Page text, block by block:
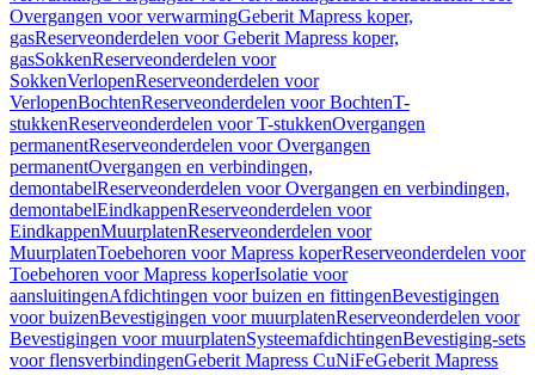
Overgangen voor verwarmingGeberit Mapress koper,
gasReserveonderdelen voor Geberit Mapress koper,
gasSokkenReserveonderdelen voor
SokkenVerlopenReserveonderdelen voor
VerlopenBochtenReserveonderdelen voor BochtenT-
stukkenReserveonderdelen voor T-stukkenOvergangen
permanentReserveonderdelen voor Overgangen
permanentOvergangen en verbindingen,
demontabelReserveonderdelen voor Overgangen en verbindingen,
demontabelEindkappenReserveonderdelen voor
EindkappenMuurplatenReserveonderdelen voor
MuurplatenToebehoren voor Mapress koperReserveonderdelen voor
Toebehoren voor Mapress koperIsolatie voor
aansluitingenAfdichtingen voor buizen en fittingenBevestigingen
voor buizenBevestigingen voor muurplatenReserveonderdelen voor
Bevestigingen voor muurplatenSysteemafdichtingenBevestiging-sets
voor flensverbindingenGeberit Mapress CuNiFeGeberit Mapress